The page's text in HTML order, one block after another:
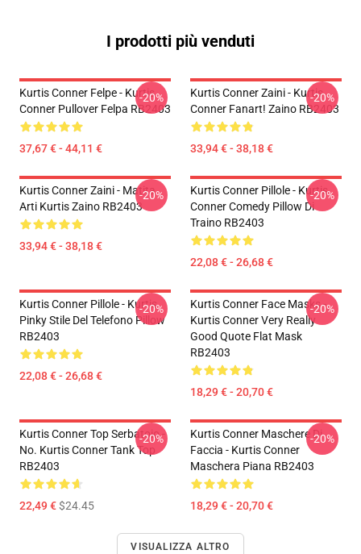
I prodotti più venduti
Kurtis Conner Felpe - Kurtis
Conner Pullover Felpa RB2403
37,67 € - 44,11 €
-20%
Kurtis Conner Zaini - Kurtis
Conner Fanart! Zaino RB2403
33,94 € - 38,18 €
-20%
Kurtis Conner Zaini - Matita
Arti Kurtis Zaino RB2403
33,94 € - 38,18 €
-20%
Kurtis Conner Pillole - Kurtis
Conner Comedy Pillow Di
Traino RB2403
22,08 € - 26,68 €
-20%
Kurtis Conner Pillole - Kurtis
Pinky Stile Del Telefono Pillow
RB2403
22,08 € - 26,68 €
-20%
Kurtis Conner Face Masks -
Kurtis Conner Very Really
Good Quote Flat Mask
RB2403
18,29 € - 20,70 €
-20%
Kurtis Conner Top Serbatoio -
No. Kurtis Conner Tank Top
RB2403
22,49 €$24.45
-20%
Kurtis Conner Maschere Di
Faccia - Kurtis Conner
Maschera Piana RB2403
18,29 € - 20,70 €
-20%
VISUALIZZA ALTRO